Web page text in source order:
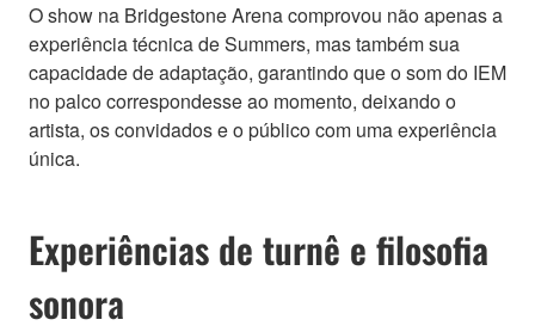
O show na Bridgestone Arena comprovou não apenas a
experiência técnica de Summers, mas também sua
capacidade de adaptação, garantindo que o som do IEM
no palco correspondesse ao momento, deixando o
artista, os convidados e o público com uma experiência
única.
Experiências de turnê e filosofia
sonora